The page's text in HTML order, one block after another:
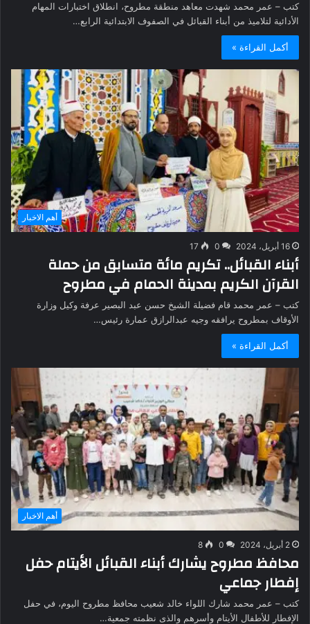
كتب – عمر محمد شهدت معاهد منطقة مطروح، انطلاق اختبارات المهام
الأدائية لتلاميذ من أبناء القبائل في الصفوف الابتدائية الرابع…
أكمل القراءة »
أهم الاخبار
16 أبريل، 2024 0
17
أبناء القبائل.. تكريم مائة متسابق من حملة
القرآن الكريم بمدينة الحمام في مطروح
كتب – عمر محمد قام فضيلة الشيخ حسن عبد البصير عرفة وكيل وزارة
الأوقاف بمطروح يرافقه وجيه عبدالرازق عمارة رئيس…
أكمل القراءة »
أهم الاخبار
2 أبريل، 2024 0
8
محافظ مطروح يشارك أبناء القبائل الأيتام حفل
إفطار جماعي
كتب – عمر محمد شارك اللواء خالد شعيب محافظ مطروح اليوم، في حفل
الإفطار للأطفال الأيتام وأسرهم والذى نظمته جمعية…